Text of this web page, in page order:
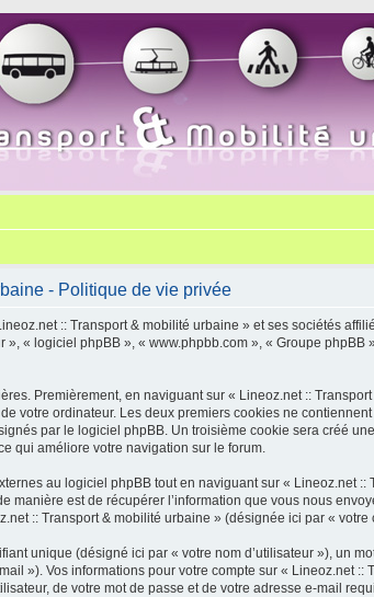
- Politique de vie privée
:: Transport & mobilité urbaine » et ses sociétés
« logiciel phpBB », « www.phpbb.com », « Groupe
Premièrement, en naviguant sur « Lineoz.net ::
votre ordinateur. Les deux premiers cookies ne
par le logiciel phpBB. Un troisième cookie sera créé
qui améliore votre navigation sur le forum.
au logiciel phpBB tout en naviguant sur « Lineoz.net
manière est de récupérer l’information que vous nous
:: Transport & mobilité urbaine » (désignée ici par «
unique (désigné ici par « votre nom d’utilisateur »), un
»). Vos informations pour votre compte sur « Lineoz.net
de votre mot de passe et de votre adresse e-mail